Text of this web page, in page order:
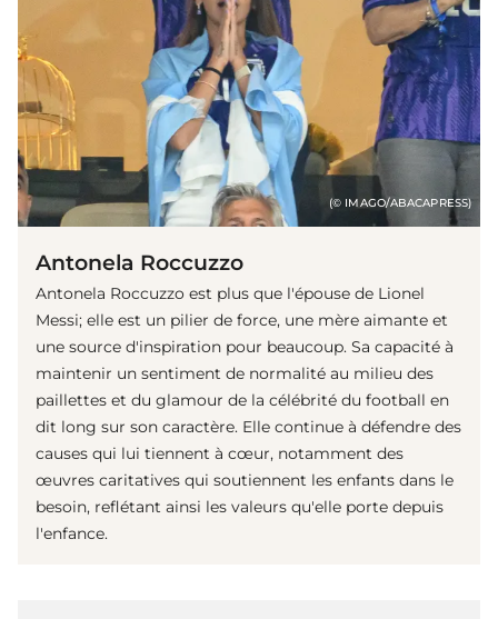
(© IMAGO/ABACAPRESS)
Antonela Roccuzzo
Antonela Roccuzzo est plus que l'épouse de Lionel
Messi; elle est un pilier de force, une mère aimante et
une source d'inspiration pour beaucoup. Sa capacité à
maintenir un sentiment de normalité au milieu des
paillettes et du glamour de la célébrité du football en
dit long sur son caractère. Elle continue à défendre des
causes qui lui tiennent à cœur, notamment des
œuvres caritatives qui soutiennent les enfants dans le
besoin, reflétant ainsi les valeurs qu'elle porte depuis
l'enfance.